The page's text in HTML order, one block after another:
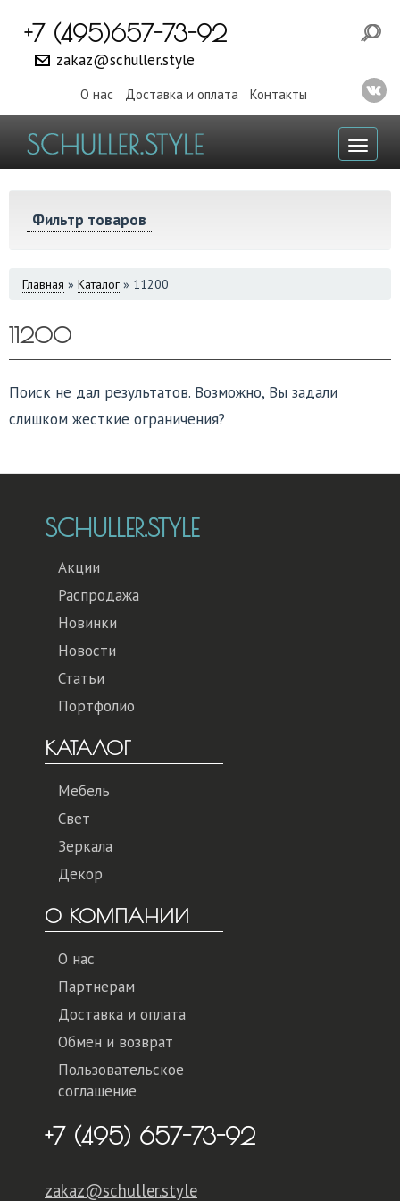
+7 (495)657-73-92
zakaz@schuller.style
О нас Доставка и оплата Контакты
Фильтр товаров
ВЫ
Главная » Каталог » 11200
11200
Поиск не дал результатов. Возможно, Вы задали
слишком жесткие ограничения?
SCHULLER.STYLE
Акции
Распродажа
Новинки
Новости
Статьи
Портфолио
КАТАЛОГ
Мебель
Свет
Зеркала
Декор
О КОМПАНИИ
О нас
Партнерам
Доставка и оплата
Обмен и возврат
Пользовательское
соглашение
+7 (495) 657-73-92
zakaz@schuller.style